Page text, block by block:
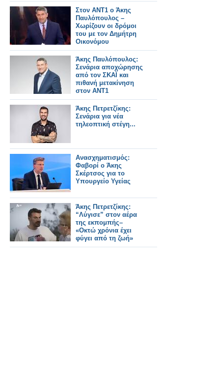
Στον ΑΝΤ1 ο Άκης
Παυλόπουλος –
Χωρίζουν οι δρόμοι
του με τον Δημήτρη
Οικονόμου
Άκης Παυλόπουλος:
Σενάρια αποχώρησης
από τον ΣΚΑΪ και
πιθανή μετακίνηση
στον ΑΝΤ1
Άκης Πετρετζίκης:
Σενάρια για νέα
τηλεοπτική στέγη...
Ανασχηματισμός:
Φαβορί ο Άκης
Σκέρτσος για το
Υπουργείο Υγείας
Άκης Πετρετζίκης:
“Λύγισε” στον αέρα
της εκπομπής–
«Οκτώ χρόνια έχει
φύγει από τη ζωή»